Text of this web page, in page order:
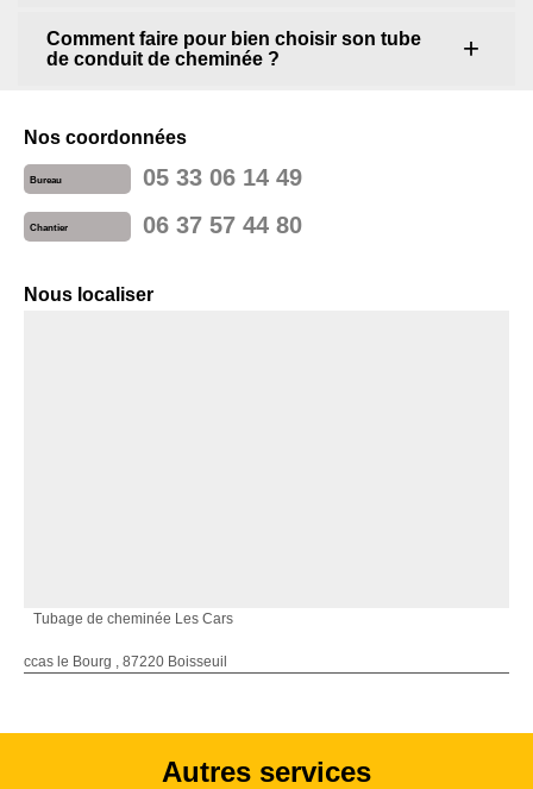
Comment faire pour bien choisir son tube
de conduit de cheminée ?
Nos coordonnées
Bureau 05 33 06 14 49
Chantier 06 37 57 44 80
Nous localiser
Tubage de cheminée Les Cars
ccas le Bourg , 87220 Boisseuil
Autres services